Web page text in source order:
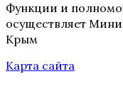
Функции и
осуществляет
Крым
Карта сайта